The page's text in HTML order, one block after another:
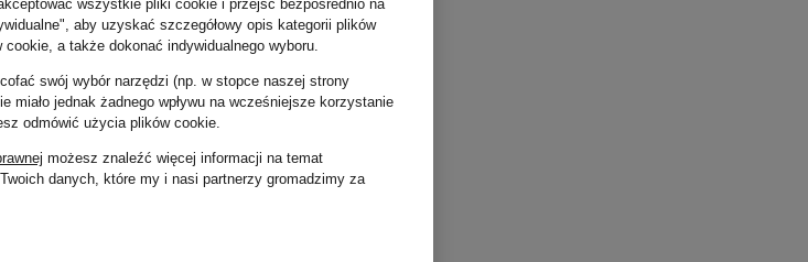
wszystkie pliki cookie i przejść bezpośrednio na
aby uzyskać szczegółowy opis kategorii plików
a także dokonać indywidualnego wyboru.
swój wybór narzędzi (np. w stopce naszej strony
miało jednak żadnego wpływu na wcześniejsze korzystanie
odmówić użycia plików cookie.
możesz znaleźć więcej informacji na temat
danych, które my i nasi partnerzy gromadzimy za